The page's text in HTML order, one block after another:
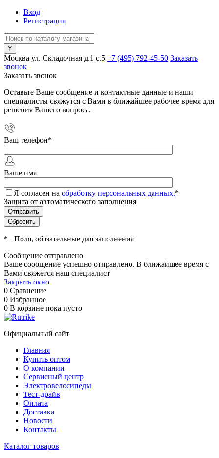
Вход
Регистрация
Москва ул. Складочная д.1 c.5 +7 (495) 792-45-50 Заказать
звонок
Заказать звонок
Оставьте Ваше сообщение и контактные данные и наши
специалисты свяжутся с Вами в ближайшее рабочее время для
решения Вашего вопроса.
Ваш телефон*
Ваше имя
Я согласен на обработку персональных данных.*
Защита от автоматического заполнения
* - Поля, обязательные для заполнения
Сообщение отправлено
Ваше сообщение успешно отправлено. В ближайшее время с
Вами свяжется наш специалист
Закрыть окно
0 Сравнение
0 Избранное
0 В корзине пока пусто
Официальный сайт
Главная
Купить оптом
О компании
Сервисный центр
Электровелосипеды
Тест-драйв
Оплата
Доставка
Новости
Контакты
Каталог товаров